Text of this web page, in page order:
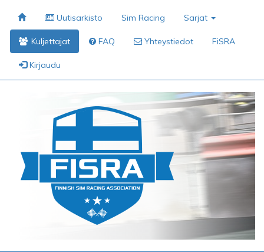
Uutisarkisto Sim Racing Sarjat
Kuljettajat FAQ Yhteystiedot FiSRA
Kirjaudu